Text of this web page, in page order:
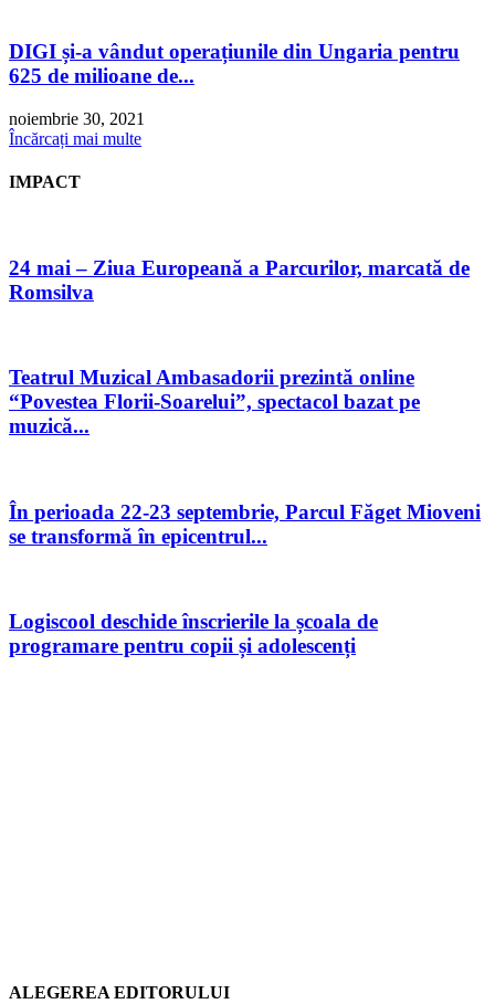
DIGI și-a vândut operațiunile din Ungaria pentru
625 de milioane de...
noiembrie 30, 2021
Încărcați mai multe
IMPACT
24 mai – Ziua Europeană a Parcurilor, marcată de
Romsilva
Teatrul Muzical Ambasadorii prezintă online
“Povestea Florii-Soarelui”, spectacol bazat pe
muzică...
În perioada 22-23 septembrie, Parcul Făget Mioveni
se transformă în epicentrul...
Logiscool deschide înscrierile la școala de
programare pentru copii și adolescenți
ALEGEREA EDITORULUI